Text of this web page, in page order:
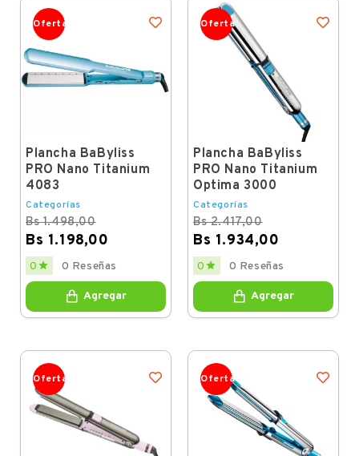
Oferta
Plancha BaByliss
PRO Nano Titanium
4083
Categorías
Bs 1.498,00
Bs 1.198,00
Regular
price
Price
0  0 Reseñas
Agregar
Oferta
Plancha BaByliss
PRO Nano Titanium
Optima 3000
Categorías
Bs 2.417,00
Bs 1.934,00
Regular
price
Price
0  0 Reseñas
Agregar
Oferta Oferta